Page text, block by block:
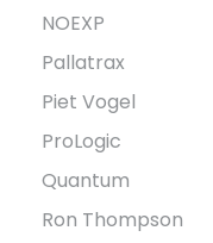
NOEXP
Pallatrax
Piet Vogel
ProLogic
Quantum
Ron Thompson